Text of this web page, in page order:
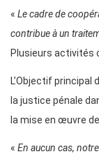
« Le cadre de
contribue à un
Plusieurs activités
L’Objectif principal
la justice pénale
la mise en œuvre
« En aucun cas,